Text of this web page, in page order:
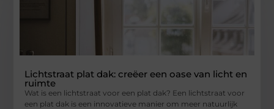
Lichtstraat plat dak: creëer een oase van licht en
ruimte
Wat is een lichtstraat voor een plat dak? Een lichtstraat voor
een plat dak is een innovatieve manier om meer natuurlijk